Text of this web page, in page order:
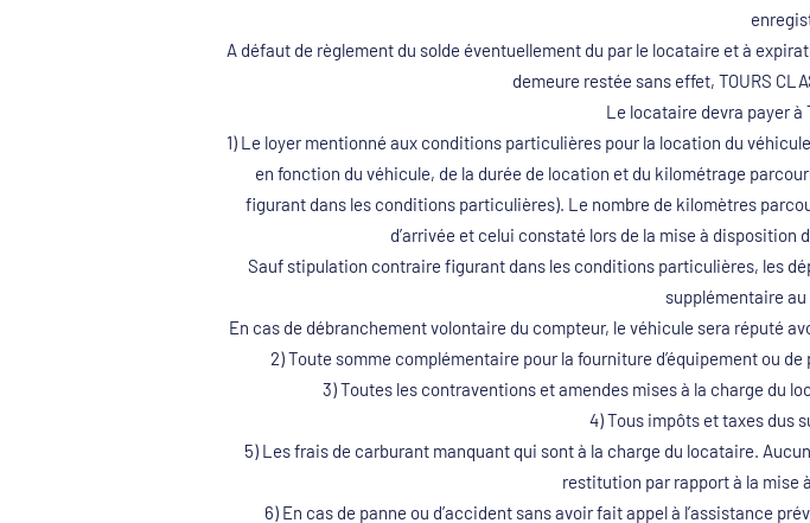
A défaut de règlement du solde éventuellement du par le locataire et à
demeure restée sans effet, TOURS
Le locataire devra payer à
1) Le loyer mentionné aux conditions particulières pour la location du
en fonction du véhicule, de la durée de location et du kilométrage
figurant dans les conditions particulières). Le nombre de kilomètres
d’arrivée et celui constaté lors de la mise à
Sauf stipulation contraire figurant dans les conditions particulières, les
supplémentaire
En cas de débranchement volontaire du compteur, le véhicule sera réputé
2) Toute somme complémentaire pour la fourniture d’équipement ou
3) Toutes les contraventions et amendes mises à la charge du
4) Tous impôts et taxes dus
5) Les frais de carburant manquant qui sont à la charge du locataire.
restitution par rapport à la mise
6) En cas de panne ou d’accident sans avoir fait appel à l’assistance